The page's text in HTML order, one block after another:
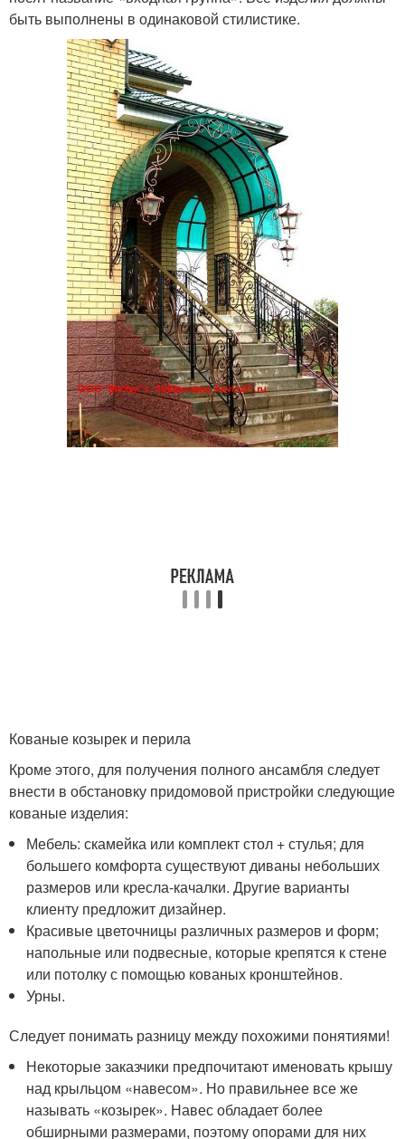
быть выполнены в одинаковой стилистике.
Кованые козырек и перила
Кроме этого, для получения полного ансамбля следует
внести в обстановку придомовой пристройки следующие
кованые изделия:
Мебель: скамейка или комплект стол + стулья; для
большего комфорта существуют диваны небольших
размеров или кресла-качалки. Другие варианты
клиенту предложит дизайнер.
Красивые цветочницы различных размеров и форм;
напольные или подвесные, которые крепятся к стене
или потолку с помощью кованых кронштейнов.
Урны.
Следует понимать разницу между похожими понятиями!
Некоторые заказчики предпочитают именовать крышу
над крыльцом «навесом». Но правильнее все же
называть «козырек». Навес обладает более
обширными размерами, поэтому опорами для них